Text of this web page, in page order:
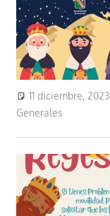
11 diciembre, 2023
Generales